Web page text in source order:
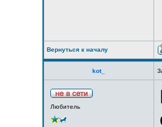
Вернуться к началу
kot_
Любитель